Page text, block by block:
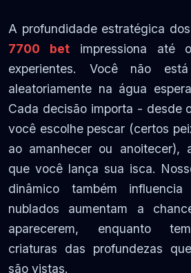
A profundidade estratégica
7700 betimpressiona até
experientes. Você não
aleatoriamente na água
Cada decisão importa - desde
você escolhe pescar (certos
ao amanhecer ou anoitecer),
que você lança sua isca.
dinâmico também
nublados aumentam a
aparecerem, enquanto
criaturas das profundezas
são vistas.